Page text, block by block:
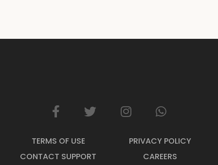
TERMS OF USE
PRIVACY POLICY
CONTACT SUPPORT
CAREERS